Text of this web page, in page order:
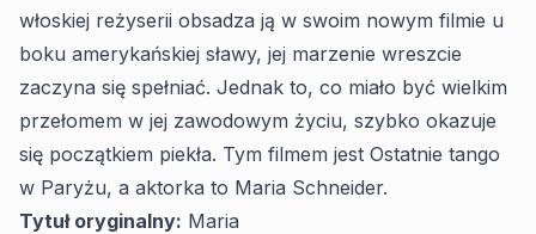
włoskiej reżyserii obsadza ją w swoim nowym filmie u
boku amerykańskiej sławy, jej marzenie wreszcie
zaczyna się spełniać. Jednak to, co miało być wielkim
przełomem w jej zawodowym życiu, szybko okazuje
się początkiem piekła. Tym filmem jest Ostatnie tango
w Paryżu, a aktorka to Maria Schneider.
Tytuł oryginalny: Maria